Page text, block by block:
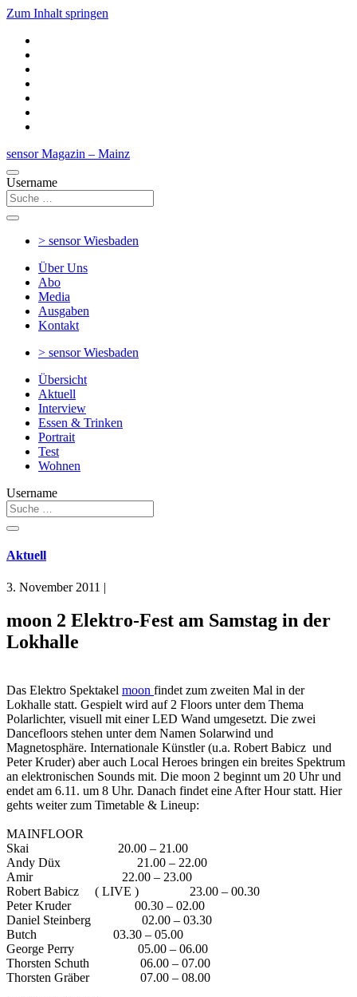
Zum Inhalt springen
sensor Magazin – Mainz
Username
> sensorWiesbaden
Über Uns
Abo
Media
Ausgaben
Kontakt
> sensorWiesbaden
Übersicht
Aktuell
Interview
Essen & Trinken
Portrait
Test
Wohnen
Username
Aktuell
3. November 2011 |
moon 2 Elektro-Fest am Samstag in der
Lokhalle
Das Elektro Spektakel moon findet zum zweiten Mal in der
Lokhalle statt. Gespielt wird auf 2 Floors unter dem Thema
Polarlichter, visuell mit einer LED Wand umgesetzt. Die zwei
Dancefloors stehen unter dem Namen Solarwind und
Magnetosphäre. Internationale Künstler (u.a. Robert Babicz und
Peter Kruder) aber auch Local Heroes bringen ein breites Spektrum
an elektronischen Sounds mit. Die moon 2 beginnt um 20 Uhr und
endet am 6.11. um 8 Uhr. Danach findet eine After Hour statt. Hier
gehts weiter zum Timetable & Lineup:
MAINFLOOR
Skai 20.00 – 21.00
Andy Düx 21.00 – 22.00
Amir 22.00 – 23.00
Robert Babicz ( LIVE ) 23.00 – 00.30
Peter Kruder 00.30 – 02.00
Daniel Steinberg 02.00 – 03.30
Butch 03.30 – 05.00
George Perry 05.00 – 06.00
Thorsten Schuth 06.00 – 07.00
Thorsten Gräber 07.00 – 08.00